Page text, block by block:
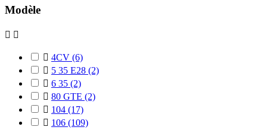
Modèle
 
 4CV (6)
 5 35 E28 (2)
 6 35 (2)
 80 GTE (2)
 104 (17)
 106 (109)